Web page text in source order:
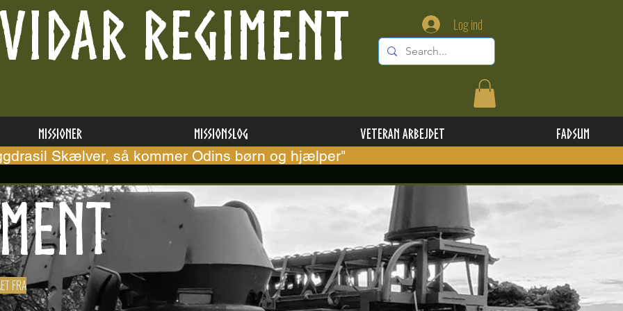
VIDAR REGIMENT Log ind
Missioner Missionslog Veteran Arbejdet Fadsum
Skælver, så kommer Odins børn og hjælper"
FRA